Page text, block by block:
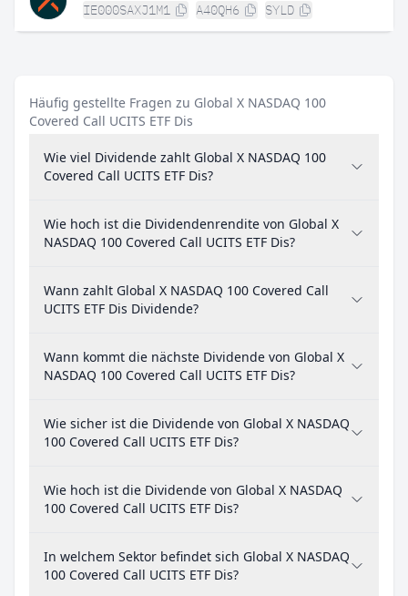
IE000SAXJ1M1 A40QH6 SYLD
Häufig gestellte Fragen zu Global X NASDAQ 100
Covered Call UCITS ETF Dis
Wie viel Dividende zahlt Global X NASDAQ 100
Covered Call UCITS ETF Dis?
Wie hoch ist die Dividendenrendite von Global X
NASDAQ 100 Covered Call UCITS ETF Dis?
Wann zahlt Global X NASDAQ 100 Covered Call
UCITS ETF Dis Dividende?
Wann kommt die nächste Dividende von Global X
NASDAQ 100 Covered Call UCITS ETF Dis?
Wie sicher ist die Dividende von Global X NASDAQ
100 Covered Call UCITS ETF Dis?
Wie hoch ist die Dividende von Global X NASDAQ
100 Covered Call UCITS ETF Dis?
In welchem Sektor befindet sich Global X NASDAQ
100 Covered Call UCITS ETF Dis?